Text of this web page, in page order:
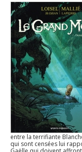
entre la terrifiante
qui sont censées lui